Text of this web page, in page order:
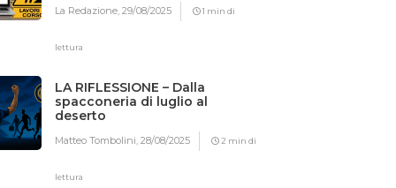
La Redazione,29/08/2025 1 min di
lettura
LA RIFLESSIONE – Dalla
spacconeria di luglio al
deserto
Matteo Tombolini,28/08/2025 2 min di
lettura